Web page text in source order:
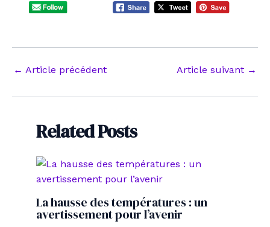
Navigation
articles
← Article précédent Article suivant →
Related Posts
La hausse des températures : un
avertissement pour l’avenir